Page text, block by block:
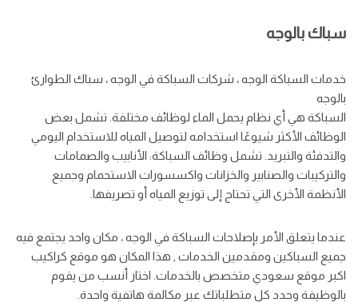
سباك بالوجه
خدمات السباكة الوجه ، شركات السباكة في الوجه ، سباك الطوارئ
بالوجه
السباكة هي أي نظام يحمل الماء لوظائف مختلفة. تشمل بعض
الوظائف الأكثر شيوعًا استخدامه لتوصيل المياه للاستخدام اليومي
والتدفئة والتبريد. تشمل وظائف السباكة: الأنابيب والصمامات
والتركيبات والصنابير والخزانات واكسسورات الاستحمام وجميع
الأنظمة الأخرى التي تحتاج إلى توزيع المياه أو تصريفها.
عندما يتعلق الأمر بإصلاحات السباكة في الوجه ، مكان واحد يجتمع فيه
جميع السباكين ومقدمين الخدمات , هذا المكان هو موقع كراكيب
اكبر موقع سعودي متخصص بالخدمات. اختار أنسب من يقوم
بالوظيفة وحدد كل متطلباتك عبر مكالمة هاتفية واحدة.